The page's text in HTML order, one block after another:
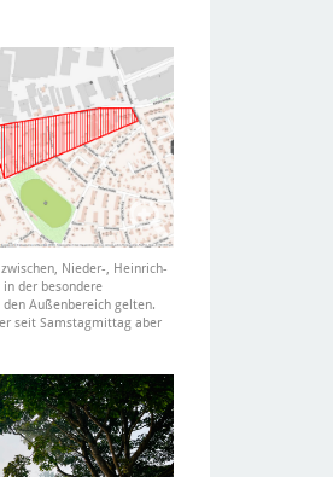
Nieder-, Heinrich-
der besondere
Außenbereich gelten.
seit Samstagmittag aber